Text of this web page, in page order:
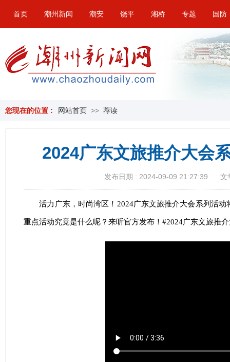
首页 潮州新闻 潮安 饶平 湘桥 专题 国防
您现在的位置 : 网站首页 >> 荐读
2024广东文旅推介大会
发布日期 : 2024-09-09 21:27:39 文
活力广东，时尚湾区！2024广东文旅推介大会系列活
重点活动究竟是什么呢？来听官方发布！#2024广东文旅推